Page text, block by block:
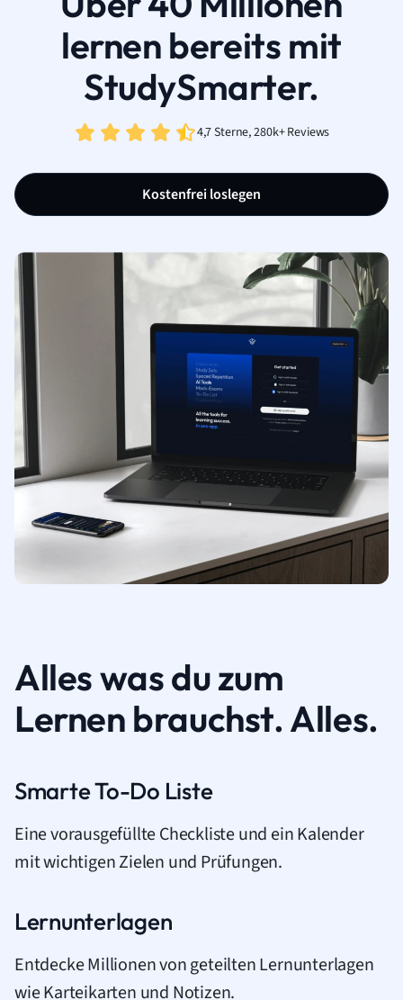
lernen bereits mit
StudySmarter.
4,7 Sterne, 280k+ Reviews
Kostenfrei loslegen
Alles was du zum
Lernen brauchst. Alles.
Smarte To-Do Liste
Eine vorausgefüllte Checkliste und ein Kalender
mit wichtigen Zielen und Prüfungen.
Lernunterlagen
Entdecke Millionen von geteilten Lernunterlagen
wie Karteikarten und Notizen.